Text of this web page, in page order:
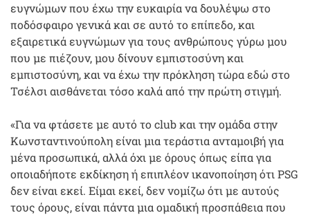
ευγνώμων που έχω την ευκαιρία να δουλέψω στο
ποδόσφαιρο γενικά και σε αυτό το επίπεδο, και
εξαιρετικά ευγνώμων για τους ανθρώπους γύρω μου
που με πιέζουν, μου δίνουν εμπιστοσύνη και
εμπιστοσύνη, και να έχω την πρόκληση τώρα εδώ στο
Τσέλσι αισθάνεται τόσο καλά από την πρώτη στιγμή.
«Για να φτάσετε με αυτό το club και την ομάδα στην
Κωνσταντινούπολη είναι μια τεράστια ανταμοιβή για
μένα προσωπικά, αλλά όχι με όρους όπως είπα για
οποιαδήποτε εκδίκηση ή επιπλέον ικανοποίηση ότι PSG
δεν είναι εκεί. Είμαι εκεί, δεν νομίζω ότι με αυτούς
τους όρους, είναι πάντα μια ομαδική προσπάθεια που